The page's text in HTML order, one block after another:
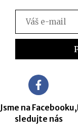
Jsme na Facebooku,
sledujte nás